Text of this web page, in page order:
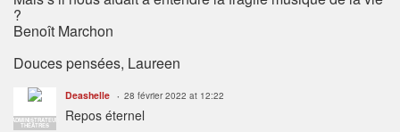
?
Benoît Marchon
Douces pensées, Laureen
ADMINISTRATEUR
THÉÂTRES
Deashelle 28 février 2022 at 12:22
Repos éternel